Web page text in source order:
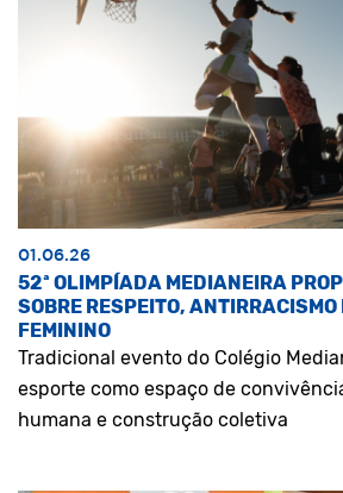
01.06.26
52ª OLIMPÍADA MEDIANEIRA
SOBRE RESPEITO, ANTIRRACISMO
FEMININO
Tradicional evento do Colégio
esporte como espaço de
humana e construção coletiva